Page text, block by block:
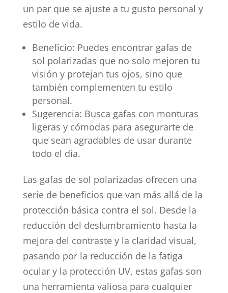
un par que se ajuste a tu gusto personal y
estilo de vida.
Beneficio: Puedes encontrar gafas de
sol polarizadas que no solo mejoren tu
visión y protejan tus ojos, sino que
también complementen tu estilo
personal.
Sugerencia: Busca gafas con monturas
ligeras y cómodas para asegurarte de
que sean agradables de usar durante
todo el día.
Las gafas de sol polarizadas ofrecen una
serie de beneficios que van más allá de la
protección básica contra el sol. Desde la
reducción del deslumbramiento hasta la
mejora del contraste y la claridad visual,
pasando por la reducción de la fatiga
ocular y la protección UV, estas gafas son
una herramienta valiosa para cualquier